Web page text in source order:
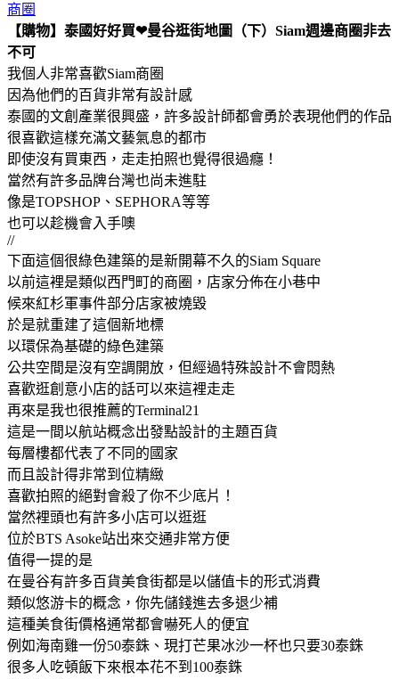
商圈
【購物】泰國好好買❤曼谷逛街地圖（下）Siam週邊商圈非去
不可
我個人非常喜歡Siam商圈
因為他們的百貨非常有設計感
泰國的文創產業很興盛，許多設計師都會勇於表現他們的作品
很喜歡這樣充滿文藝氣息的都市
即使沒有買東西，走走拍照也覺得很過癮！
當然有許多品牌台灣也尚未進駐
像是TOPSHOP、SEPHORA等等
也可以趁機會入手噢
//
下面這個很綠色建築的是新開幕不久的Siam Square
以前這裡是類似西門町的商圈，店家分佈在小巷中
候來紅杉軍事件部分店家被燒毀
於是就重建了這個新地標
以環保為基礎的綠色建築
公共空間是沒有空調開放，但經過特殊設計不會悶熱
喜歡逛創意小店的話可以來這裡走走
再來是我也很推薦的Terminal21
這是一間以航站概念出發點設計的主題百貨
每層樓都代表了不同的國家
而且設計得非常到位精緻
喜歡拍照的絕對會殺了你不少底片！
當然裡頭也有許多小店可以逛逛
位於BTS Asoke站出來交通非常方便
值得一提的是
在曼谷有許多百貨美食街都是以儲值卡的形式消費
類似悠游卡的概念，你先儲錢進去多退少補
這種美食街價格通常都會嚇死人的便宜
例如海南雞一份50泰銖、現打芒果冰沙一杯也只要30泰銖
很多人吃頓飯下來根本花不到100泰銖